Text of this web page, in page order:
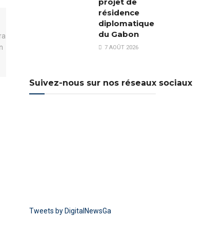
résidence
diplomatique
du Gabon
7 AOÛT 2026
Suivez-nous sur nos réseaux sociaux
Tweets by DigitalNewsGa